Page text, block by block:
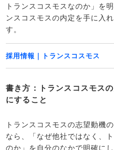
トランスコスモスなのか」を
ンスコスモスの内定を手に入
す。
採用情報｜トランスコスモス
書き方：トランスコスモス
にすること
トランスコスモスの志望動機
なら、「なぜ他社ではなく、
のか」を自分のなかで明確に